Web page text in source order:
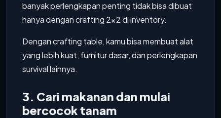
banyak perlengkapan penting tidak bisa dibuat
hanya dengan crafting 2x2 di inventory.
Dengan crafting table, kamu bisa membuat alat
yang lebih kuat, furnitur dasar, dan perlengkapan
survival lainnya.
3. Cari makanan dan mulai
bercocok tanam